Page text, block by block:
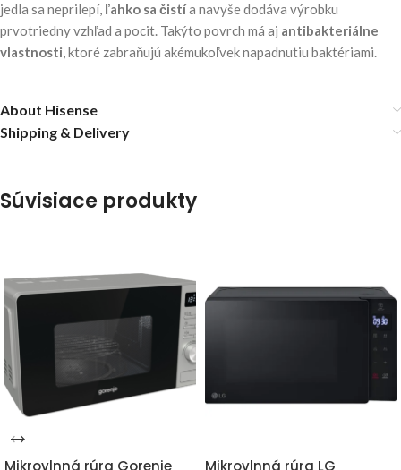
jedla sa neprilepí, ľahko sa čistía navyše dodáva výrobku
prvotriedny vzhľad a pocit. Takýto povrch má aj antibakteriálne
vlastnosti, ktoré zabraňujú akémukoľvek napadnutiu baktériami.
About Hisense
Shipping & Delivery
Súvisiace produkty